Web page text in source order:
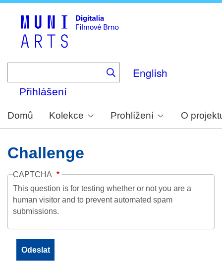
English
Přihlášení
Domů Kolekce Prohlížení O
Challenge
CAPTCHA
This question is for testing whether or not you are a
human visitor and to prevent automated spam
submissions.